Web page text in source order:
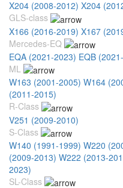
X204 (2008-2012) X204
GLS-class
X166 (2016-2019) X167
Mercedes-EQ
EQA (2021-2023) EQB
ML
W163 (2001-2005) W164
(2011-2015)
R-Class
V251 (2009-2010)
S-Class
W140 (1991-1999) W220
(2009-2013) W222 (2013-
2023)
SL-Class